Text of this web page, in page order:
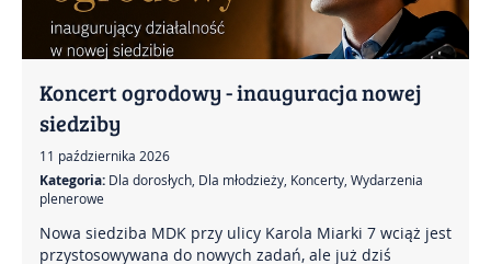
Koncert ogrodowy - inauguracja nowej
siedziby
11 października 2026
Kategoria: Dla dorosłych, Dla młodzieży, Koncerty, Wydarzenia
plenerowe
Nowa siedziba MDK przy ulicy Karola Miarki 7 wciąż jest
przystosowywana do nowych zadań, ale już dziś